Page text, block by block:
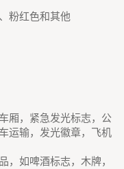
粉红色和其他
厢，紧急发光标志，公
运输，发光徽章，飞机
，如啤酒标志，木牌，